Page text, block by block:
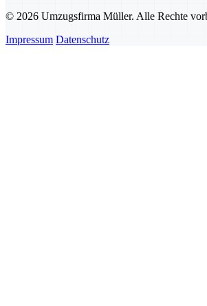
© 2026 Umzugsfirma Müller. Alle Rechte
Impressum Datenschutz